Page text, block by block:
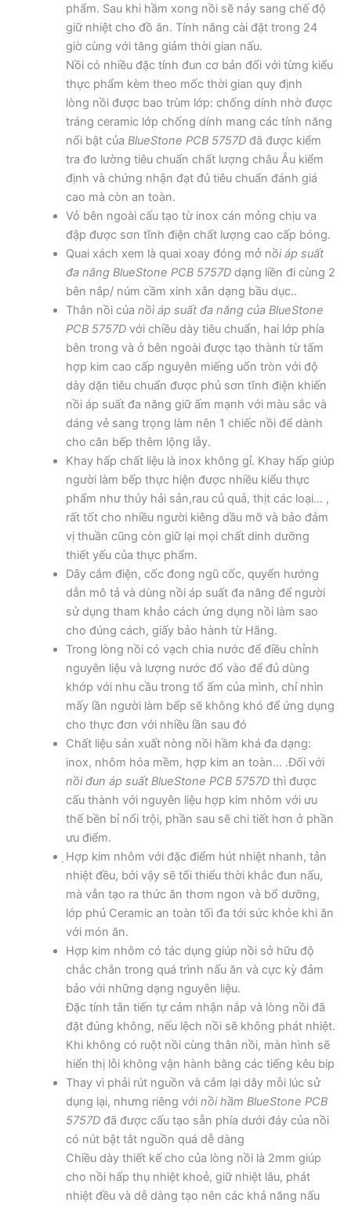
phẩm. Sau khi hầm xong nồi sẽ nảy sang chế độ
giữ nhiệt cho đồ ăn. Tính năng cài đặt trong 24
giờ cùng với tăng giảm thời gian nấu.
Nồi có nhiều đặc tính đun cơ bản đối với từng kiểu
thực phẩm kèm theo mốc thời gian quy định
lòng nồi được bao trùm lớp: chống dính nhờ được
tráng ceramic lớp chống dính mang các tính năng
nổi bật của BlueStone PCB 5757Dđã được kiểm
tra đo lường tiêu chuẩn chất lượng châu Âu kiểm
định và chứng nhận đạt đủ tiêu chuẩn đánh giá
cao mà còn an toàn.
Vỏ bên ngoài cấu tạo từ inox cán mỏng chịu va
đập được sơn tĩnh điện chất lượng cao cấp bóng.
Quai xách xem là quai xoay đóng mở nồi áp suất
đa năng BlueStone PCB 5757Ddạng liền đi cùng 2
bên nắp/ núm cầm xinh xắn dạng bầu dục..
Thân nồi của nồì áp suất đa năng của BlueStone
PCB 5757Dvới chiều dày tiêu chuẩn, hai lớp phía
bên trong và ở bên ngoài được tạo thành từ tấm
hợp kim cao cấp nguyên miếng uốn tròn với độ
dày dặn tiêu chuẩn được phủ sơn tĩnh điện khiến
nồi áp suất đa năng giữ ấm mạnh với màu sắc và
dáng vẻ sang trọng làm nên 1 chiếc nồi để dành
cho căn bếp thêm lộng lẫy.
Khay hấp chất liệu là inox không gỉ. Khay hấp giúp
người làm bếp thực hiện được nhiều kiểu thực
phẩm như thủy hải sản,rau củ quả, thịt các loại… ,
rất tốt cho nhiều người kiêng dầu mỡ và bảo đảm
vị thuần cũng còn giữ lại mọi chất dinh dưỡng
thiết yếu của thực phẩm.
Dây cắm điện, cốc đong ngũ cốc, quyển hướng
dẫn mô tả và dùng nồi áp suất đa năng để người
sử dụng tham khảo cách ứng dụng nồi làm sao
cho đúng cách, giấy bảo hành từ Hãng.
Trong lòng nồi có vạch chia nước để điều chỉnh
nguyên liệu và lượng nước đổ vào để đủ dùng
khớp với nhu cầu trong tổ ấm của mình, chỉ nhìn
mấy lần người làm bếp sẽ không khó để ứng dụng
cho thực đơn với nhiều lần sau đó
Chất liệu sản xuất nòng nồi hầm khá đa dạng:
inox, nhôm hóa mềm, hợp kim an toàn… .Đối với
nồi đun áp suất BlueStone PCB 5757Dthì được
cấu thành với nguyên liệu hợp kim nhôm với ưu
thế bền bỉ nổi trội, phần sau sẽ chi tiết hơn ở phần
ưu điểm.
̣Hợp kim nhôm với đặc điểm hút nhiệt nhanh, tản
nhiệt đều, bởi vậy sẽ tối thiểu thời khắc đun nấu,
mà vẫn tạo ra thức ăn thơm ngon và bổ dưỡng,
lớp phủ Ceramic an toàn tối đa tới sức khỏe khi ăn
với món ăn.
Hợp kim nhôm có tác dụng giúp nồi sở hữu độ
chắc chắn trong quá trình nấu ăn và cực kỳ đảm
bảo với những dạng nguyên liệu.
Đặc tính tân tiến tự cảm nhận nắp và lòng nồi đã
đặt đúng không, nếu lệch nồi sẽ không phát nhiệt.
Khi không có ruột nồi cùng thân nồi, màn hình sẽ
hiển thị lỗi không vận hành bằng các tiếng kêu bip
Thay vì phải rút nguồn và cắm lại dây mỗi lúc sử
dụng lại, nhưng riêng với nồi hầm BlueStone PCB
5757Dđã được cấu tạo sẵn phía dưới đáy của nồi
có nút bật tắt nguồn quá dễ dàng
Chiều dày thiết kế cho của lòng nồi là 2mm giúp
cho nồi hấp thụ nhiệt khoẻ, giữ nhiệt lâu, phát
nhiệt đều và dễ dàng tạo nên các khả năng nấu